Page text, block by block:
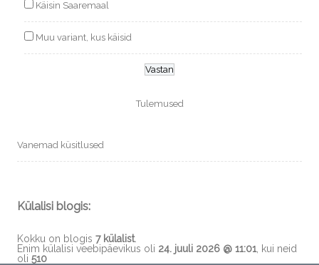
Käisin Saaremaal
Muu variant, kus käisid
Tulemused
Vanemad küsitlused
Külalisi blogis:
Kokku on blogis 7 külalist.
Enim külalisi veebipäevikus oli 24. juuli 2026 @ 11:01 , kui neid
oli 510